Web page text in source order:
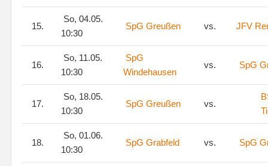
15.
So, 04.05.
10:30
SpG Greußen vs. JFV
16.
So, 11.05.
10:30
SpG
Windehausen
vs. SpG
17.
So, 18.05.
10:30
SpG Greußen vs.
18.
So, 01.06.
10:30
SpG Grabfeld vs. SpG